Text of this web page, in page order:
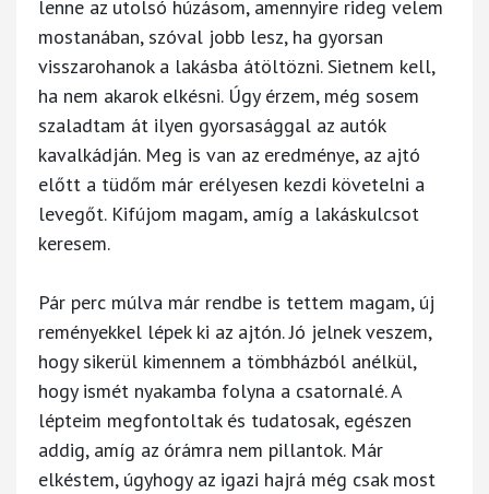
lenne az utolsó húzásom, amennyire rideg velem
mostanában, szóval jobb lesz, ha gyorsan
visszarohanok a lakásba átöltözni. Sietnem kell,
ha nem akarok elkésni. Úgy érzem, még sosem
szaladtam át ilyen gyorsasággal az autók
kavalkádján. Meg is van az eredménye, az ajtó
előtt a tüdőm már erélyesen kezdi követelni a
levegőt. Kifújom magam, amíg a lakáskulcsot
keresem.
Pár perc múlva már rendbe is tettem magam, új
reményekkel lépek ki az ajtón. Jó jelnek veszem,
hogy sikerül kimennem a tömbházból anélkül,
hogy ismét nyakamba folyna a csatornalé. A
lépteim megfontoltak és tudatosak, egészen
addig, amíg az órámra nem pillantok. Már
elkéstem, úgyhogy az igazi hajrá még csak most